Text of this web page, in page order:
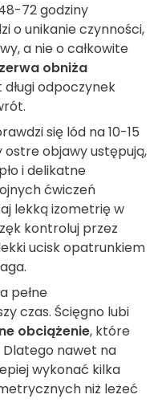
72 godziny
o unikanie czynności,
a nie o całkowite
obniża
długi odpoczynek
się lód na 10-15
ostre objawy ustępują,
i delikatne
ćwiczeń
lekką izometrię w
kontroluj przez
ucisk opatrunkiem
pełne
czas. Ścięgno lubi
obciążenie, które
Dlatego nawet na
wykonać kilka
niż leżeć